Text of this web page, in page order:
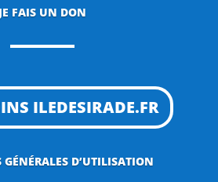
JE FAIS UN DON
ILEDESIRADE.FR
D’UTILISATION